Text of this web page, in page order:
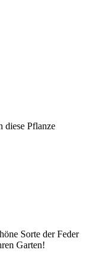
diese Pflanze
Sorte der Feder
Garten!